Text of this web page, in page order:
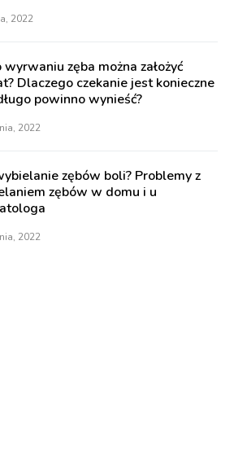
2022
wyrwaniu zęba można założyć
Dlaczego czekanie jest konieczne
powinno wynieść?
2022
zębów boli? Problemy z
zębów w domu i u
2022